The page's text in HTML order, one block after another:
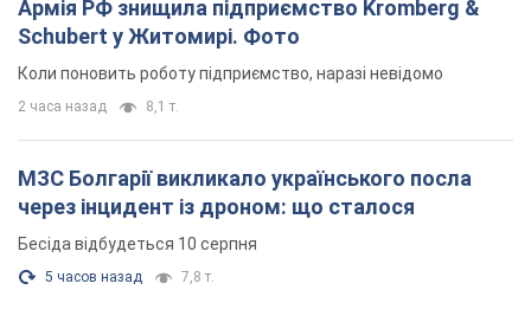
Армія РФ знищила підприємство Kromberg &
Schubert у Житомирі. Фото
Коли поновить роботу підприємство, наразі невідомо
2 часа назад 8,1 т.
МЗС Болгарії викликало українського посла
через інцидент із дроном: що сталося
Бесіда відбудеться 10 серпня
5 часов назад 7,8 т.